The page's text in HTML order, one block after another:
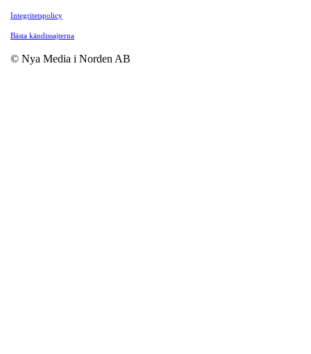
Integritetspolicy
Bästa kändissajterna
© Nya Media i Norden AB